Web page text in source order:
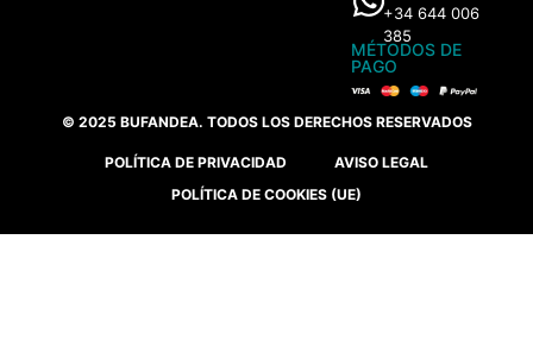
+34 644 006
385
MÉTODOS DE
PAGO
© 2025 BUFANDEA. TODOS LOS DERECHOS RESERVADOS
POLÍTICA DE PRIVACIDAD
AVISO LEGAL
POLÍTICA DE COOKIES (UE)